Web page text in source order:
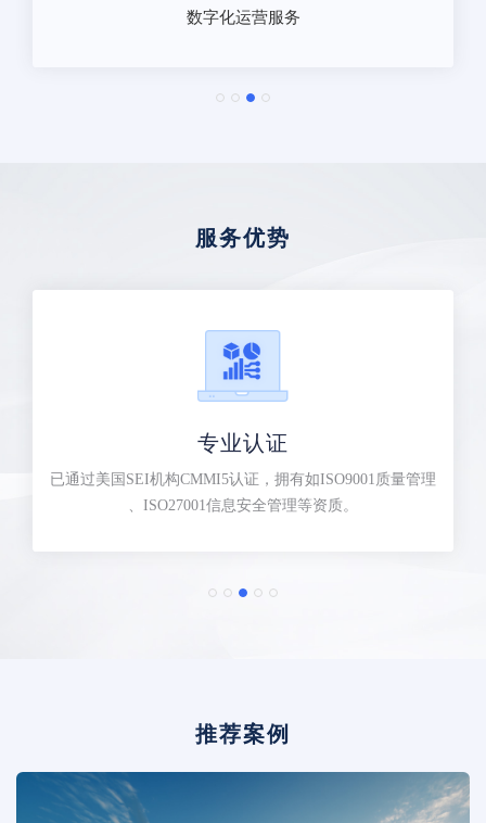
数字化运营服务
服务优势
专业认证
已通过美国SEI机构CMMI5认证，拥有如ISO9001质量管理
、ISO27001信息安全管理等资质。
推荐案例